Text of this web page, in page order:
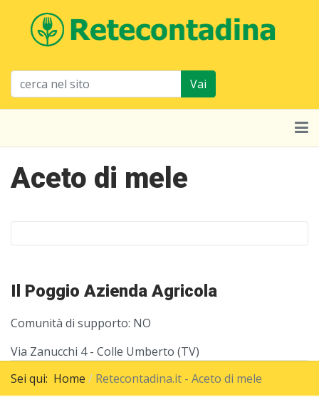
Vai
Aceto di mele
Il Poggio Azienda Agricola
Comunità di supporto: NO
Via Zanucchi 4 - Colle Umberto (TV)
Sei qui: Home Retecontadina.it - Aceto di mele